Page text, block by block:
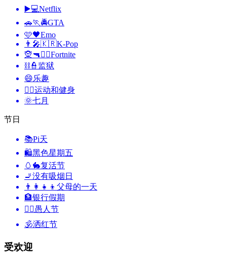
▶️💻Netflix
🚗🏃🚔GTA
🩷🖤Emo
👨‍🎤🇰🇷K-Pop
🧝🔫🦹‍♂️Fortnite
⛓️👮 监狱
😄乐趣
🤾‍♀️运动和健身
🌞七月
节日
📚Pi天
🛍黑色星期五
🥚🐇复活节
🚬没有吸烟日
👨‍👩‍👧‍👦 父母的一天
🏦银行假期
🙆‍♂️愚人节
🕉洒红节
受欢迎